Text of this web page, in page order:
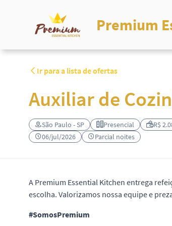
Premium
Ir para a lista de ofertas
Auxiliar de
São Paulo - SP Presencial R$
06/jul/2026
Parcial noites
A Premium Essential Kitchen entrega
escolha. Valorizamos nossa equipe e
#SomosPremium